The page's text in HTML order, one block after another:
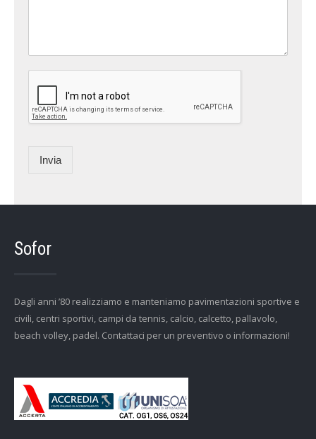
Invia
Sofor
Dagli anni ’80 realizziamo e manteniamo pavimentazioni sportive e
civili, centri sportivi, campi da tennis, calcio, calcetto, pallavolo,
beach volley, padel. Contattaci per un preventivo o informazioni!